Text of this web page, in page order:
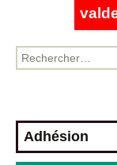
Adhésion